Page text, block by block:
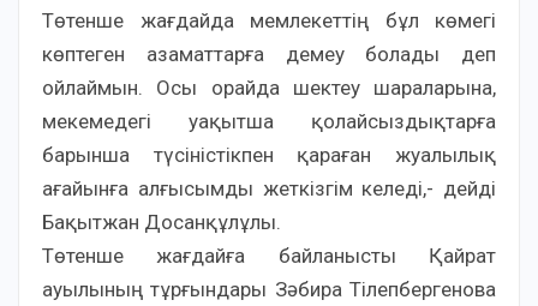
Төтенше жағдайда мемлекеттің бұл көмегі
көптеген азаматтарға демеу болады деп
ойлаймын. Осы орайда шектеу шараларына,
мекемедегі уақытша қолайсыздықтарға
барынша түсіністікпен қараған жуалылық
ағайынға алғысымды жеткізгім келеді,- дейді
Бақытжан Досанқұлұлы.
Төтенше жағдайға байланысты Қайрат
ауылының тұрғындары Зәбира Тілепбергенова